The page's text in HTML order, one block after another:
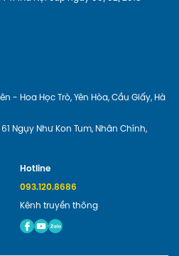
- Hoa Học Trò, Yên Hòa, Cầu Giấy, Hà
Ngụy Như Kon Tum, Nhân Chính,
Hotline
093.120.8686
Kênh truyền thông